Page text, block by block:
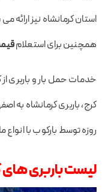
استان کرمانشاه نیز ارائه
همچنین برای استعلام
خدمات حمل بار و باربری از
کرج، باربری کرمانشاه به
روزه توسط بارکوب با
لیست باربری های